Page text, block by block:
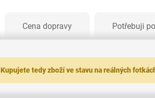
Cena dopravy Potřebuji
Kupujete tedy zboží ve stavu na reálných